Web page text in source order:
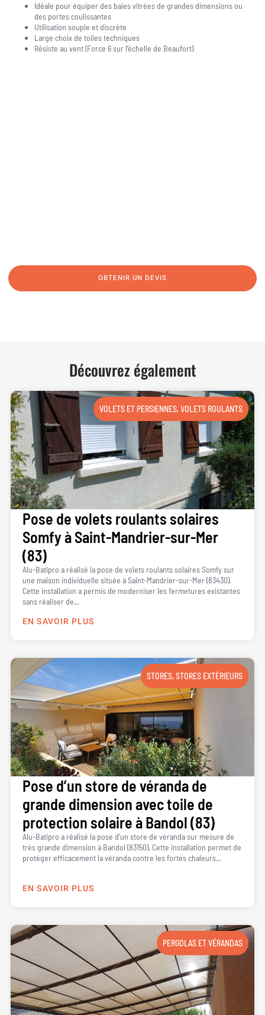
Idéale pour équiper des baies vitrées de grandes dimensions ou
des portes coulissantes
Utilisation souple et discrète
Large choix de toiles techniques
Résiste au vent (Force 6 sur l’échelle de Beaufort)
OBTENIR UN DEVIS
Découvrez également
VOLETS ET PERSIENNES,VOLETS ROULANTS
Pose de volets roulants solaires
Somfy à Saint-Mandrier-sur-Mer
(83)
Alu-Batipro a réalisé la pose de volets roulants solaires Somfy sur
une maison individuelle située à Saint-Mandrier-sur-Mer (83430).
Cette installation a permis de moderniser les fermetures existantes
sans réaliser de...
EN SAVOIR PLUS
STORES,STORES EXTÉRIEURS
Pose d’un store de véranda de
grande dimension avec toile de
protection solaire à Bandol (83)
Alu-Batipro a réalisé la pose d’un store de véranda sur mesure de
très grande dimension à Bandol (83150). Cette installation permet de
protéger efficacement la véranda contre les fortes chaleurs...
EN SAVOIR PLUS
PERGOLAS ET VÉRANDAS